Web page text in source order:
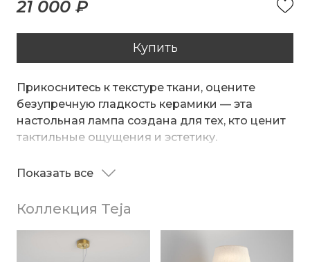
21 000 ₽
Купить
Прикоснитесь к текстуре ткани, оцените
безупречную гладкость керамики — эта
настольная лампа создана для тех, кто ценит
тактильные ощущения и эстетику.
абажур, а керамический декор притягивает
каждый вечер начинается с момента
умиротворения под светом этого
светильника.
Показать все
Коллекция Teja